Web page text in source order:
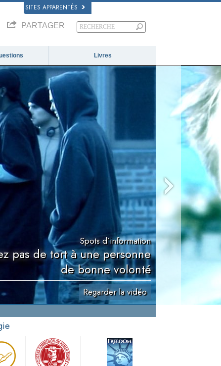
SITES APPARENTÉS
PARTAGER
Livres
Spots d’information
pas de tort à une personne
de bonne volonté
Regarder la vidéo